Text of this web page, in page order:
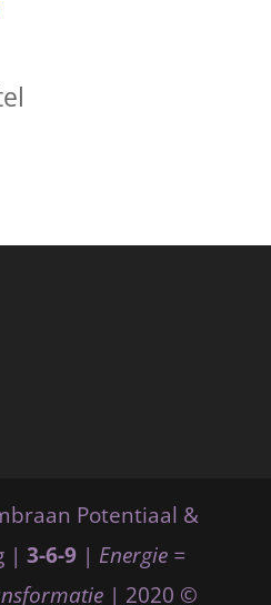
Potentiaal &
|3-6-9 | Energie =
| 2020 ©